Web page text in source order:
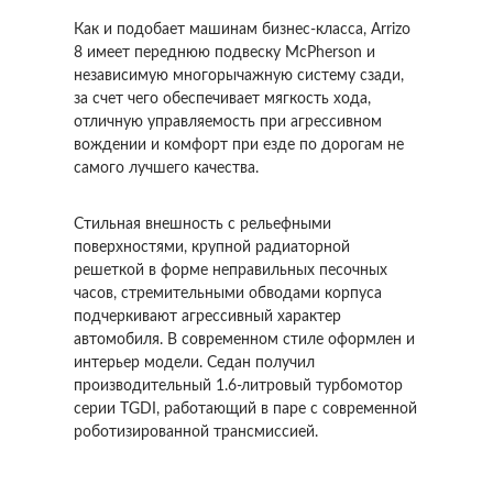
Как и подобает машинам бизнес-класса, Arrizo
8 имеет переднюю подвеску McPherson и
независимую многорычажную систему сзади,
за счет чего обеспечивает мягкость хода,
отличную управляемость при агрессивном
вождении и комфорт при езде по дорогам не
самого лучшего качества.
Стильная внешность с рельефными
поверхностями, крупной радиаторной
решеткой в форме неправильных песочных
часов, стремительными обводами корпуса
подчеркивают агрессивный характер
автомобиля. В современном стиле оформлен и
интерьер модели. Седан получил
производительный 1.6-литровый турбомотор
серии TGDI, работающий в паре с современной
роботизированной трансмиссией.